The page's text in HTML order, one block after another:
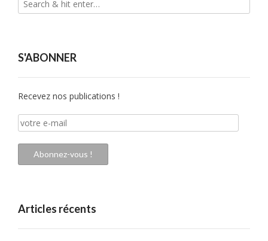
S'ABONNER
Recevez nos publications !
votre
e-
mail
Abonnez-vous !
Articles récents